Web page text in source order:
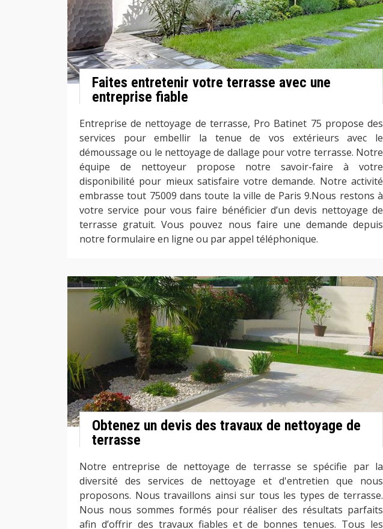
Faites entretenir votre terrasse avec une
entreprise fiable
Entreprise de nettoyage de terrasse, Pro Batinet 75 propose des
services pour embellir la tenue de vos extérieurs avec le
démoussage ou le nettoyage de dallage pour votre terrasse. Notre
équipe de nettoyeur propose notre savoir-faire à votre
disponibilité pour mieux satisfaire votre demande. Notre activité
embrasse tout 75009 dans toute la ville de Paris 9.Nous restons à
votre service pour vous faire bénéficier d’un devis nettoyage de
terrasse gratuit. Vous pouvez nous faire une demande depuis
notre formulaire en ligne ou par appel téléphonique.
Obtenez un devis des travaux de nettoyage de
terrasse
Notre entreprise de nettoyage de terrasse se spécifie par la
diversité des services de nettoyage et d'entretien que nous
proposons. Nous travaillons ainsi sur tous les types de terrasse.
Nous nous sommes formés pour réaliser des résultats parfaits
afin d’offrir des travaux fiables et de bonnes tenues. Tous les